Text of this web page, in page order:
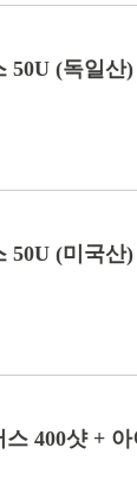
50U (독일산)
50U (미국산)
400샷 +